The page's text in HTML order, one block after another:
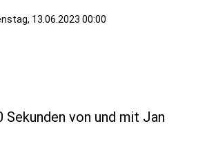
13.06.2023 00:00
Sekunden von und mit Jan